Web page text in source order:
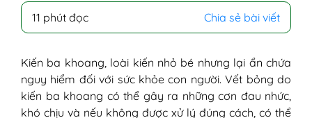
II - Nguyên nhân gây bỏng kiến ba
1. Tiếp xúc trực tiếp với cơ thể kiến ba
khoang
2. Khi kiến ba khoang bị dập nát
3. Chất độc pederin
11 phút đọc Chia sẻ bài viết
Kiến ba khoang, loài kiến nhỏ bé nhưng lại ẩn chứa
nguy hiểm đối với sức khỏe con người. Vết bỏng do
kiến ba khoang có thể gây ra những cơn đau nhức,
khó chịu và nếu không được xử lý đúng cách, có thể